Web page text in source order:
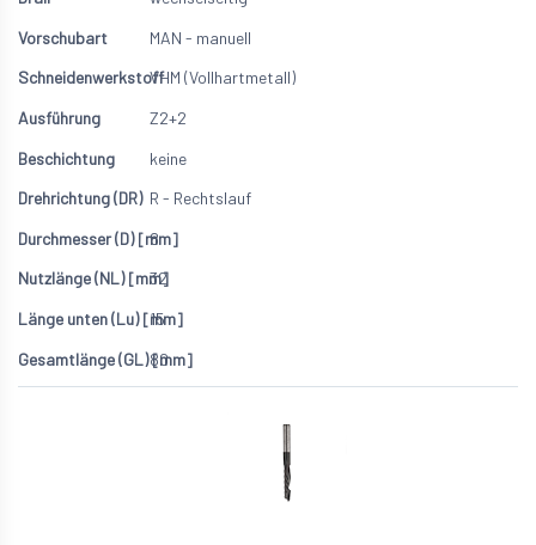
MAN - manuell
VHM (Vollhartmetall)
Z2+2
keine
R - Rechtslauf
8
32
15
80